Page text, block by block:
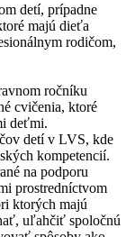
detí, prípadne
majú dieťa
rodičom,
ročníku
cvičenia, ktoré
deťmi.
detí v LVS, kde
kompetencií.
na podporu
prostredníctvom
ktorých majú
uľahčiť spoločnú